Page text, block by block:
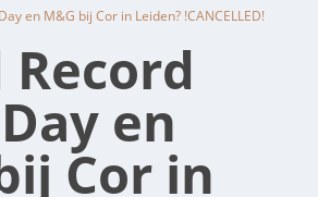
en M&G bij Cor in Leiden? !CANCELLED!
en
Cor in